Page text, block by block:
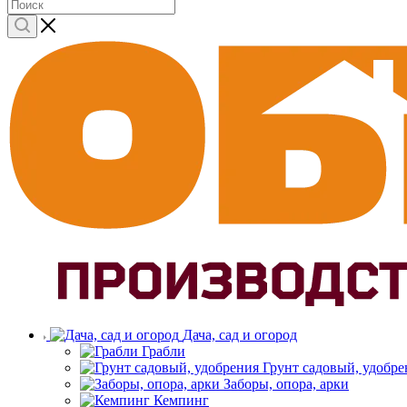
Дача, сад и огород
Грабли
Грунт садовый,
Заборы, опора, арки
Кемпинг